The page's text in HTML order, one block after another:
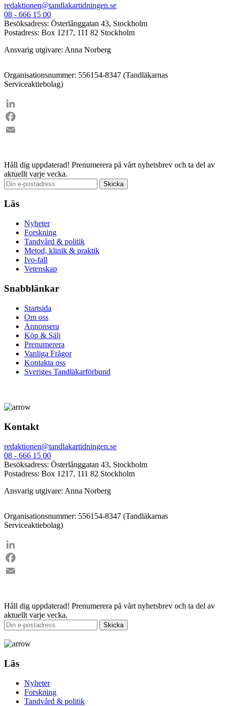
redaktionen@tandlakartidningen.se
08 - 666 15 00
Besöksadress: Österlånggatan 43, Stockholm
Postadress: Box 1217, 111 82 Stockholm
Ansvarig utgivare: Anna Norberg
Organisationsnummer: 556154-8347 (Tandläkarnas
Serviceaktiebolag)
LinkedIn
Facebook
Håll dig uppdaterad! Prenumerera på vårt nyhetsbrev och ta del av
aktuellt varje vecka.
Läs
Nyheter
Forskning
Tandvård & politik
Metod, klinik & praktik
Ivo-fall
Vetenskap
Snabblänkar
Startsida
Om oss
Annonsera
Köp & Sälj
Prenumerera
Vanliga Frågor
Kontakta oss
Sveriges Tandläkarförbund
Kontakt
redaktionen@tandlakartidningen.se
08 - 666 15 00
Besöksadress: Österlånggatan 43, Stockholm
Postadress: Box 1217, 111 82 Stockholm
Ansvarig utgivare: Anna Norberg
Organisationsnummer: 556154-8347 (Tandläkarnas
Serviceaktiebolag)
LinkedIn
Facebook
Håll dig uppdaterad! Prenumerera på vårt nyhetsbrev och ta del av
aktuellt varje vecka.
Läs
Nyheter
Forskning
Tandvård & politik